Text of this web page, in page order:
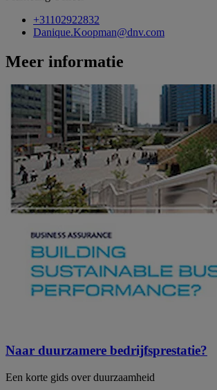
+31102922832
Danique.Koopman@dnv.com
Meer informatie
Naar duurzamere bedrijfsprestatie?
Een korte gids over duurzaamheid